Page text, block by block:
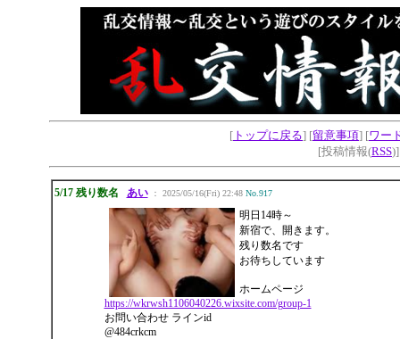
[ トップに戻る] [留意事項] [ワー
[投稿情報(RSS
5/17 残り数名 あい： 2025/05/16(Fri) 22:48 No.917
明日14時～
新宿で、開きます。
残り数名です
お待ちしています
ホームページ
https://wkrwsh1106040226.wixsite.com/group-1
お問い合わせ ラインid
@484crkcm